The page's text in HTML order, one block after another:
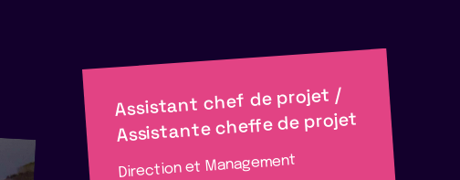
Assistant chef de projet /
Assistante cheffe de projet
Direction et Management